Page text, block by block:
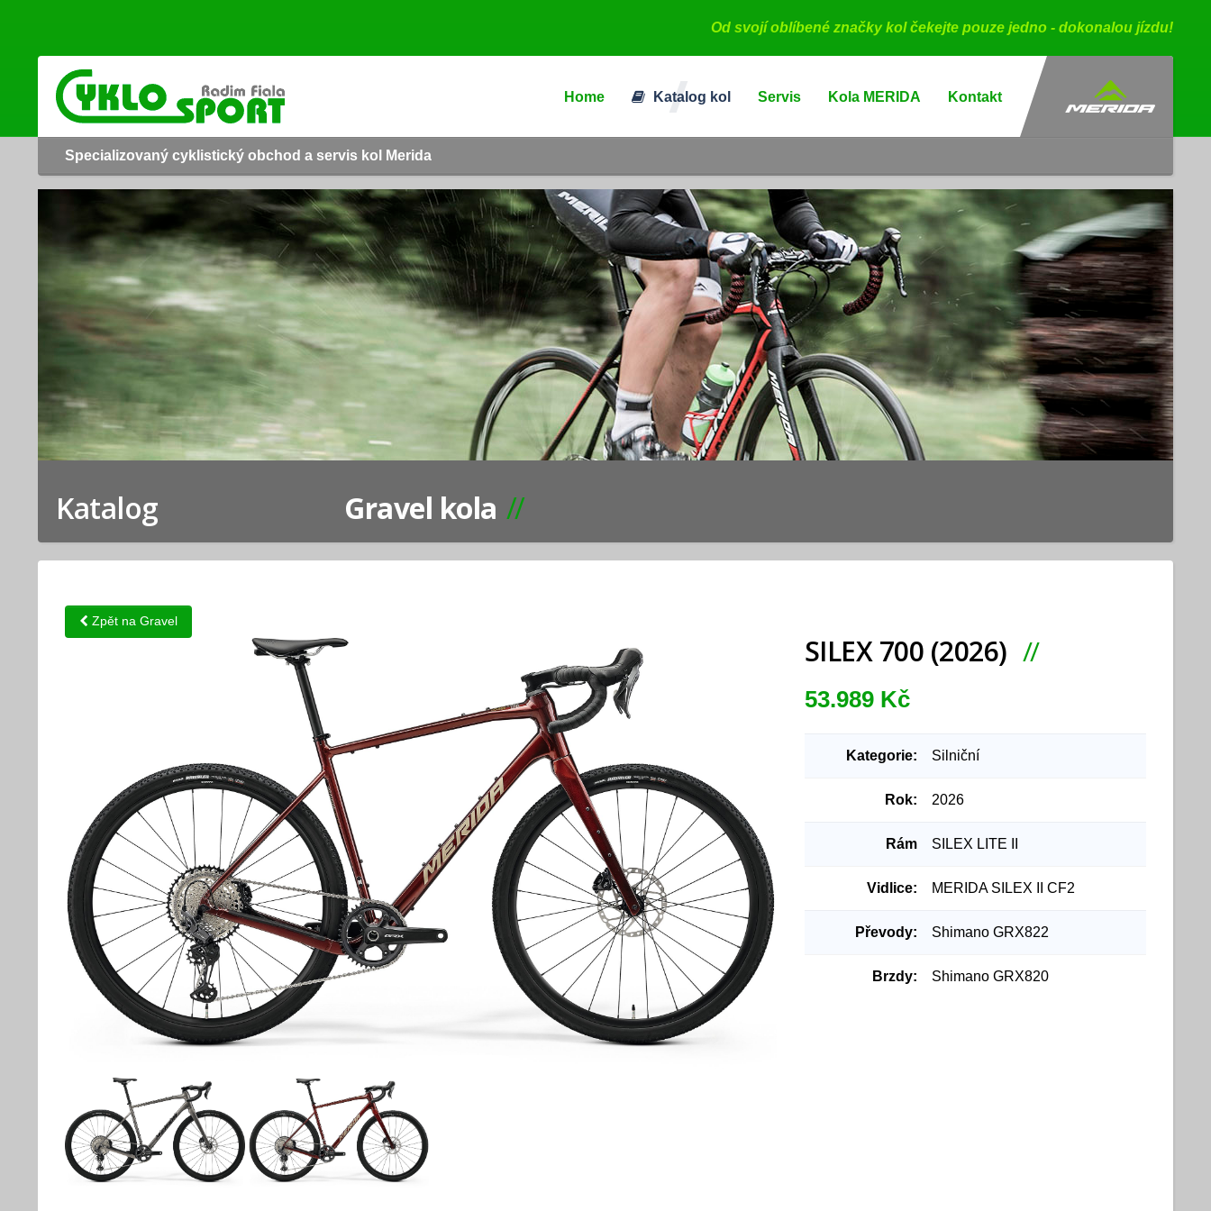
Od svojí oblíbené značky kol čekejte pouze jedno - dokonalou jízdu!
Home Katalog kol Servis Kola MERIDA Kontakt
Specializovaný cyklistický obchod a servis kol Merida
Katalog Gravel kola
Zpět na Gravel
SILEX 700 (2026)
53.989 Kč
Kategorie: Silniční
Rok: 2026
Rám SILEX LITE II
Vidlice: MERIDA SILEX II CF2
Převody: Shimano GRX822
Brzdy: Shimano GRX820